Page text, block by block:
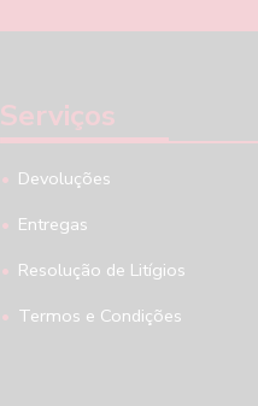
Serviços
Devoluções
Entregas
Resolução de Litígios
Termos e Condições